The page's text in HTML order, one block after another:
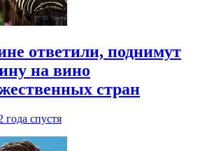
ответили, поднимут
на вино
стран
года спустя